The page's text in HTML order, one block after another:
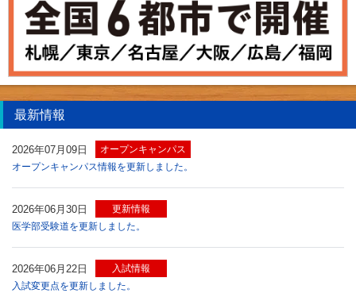
最新情報
2026年07月09日
オープンキャンパス
オープンキャンパス情報を更新しました。
2026年06月30日
更新情報
医学部受験道を更新しました。
2026年06月22日
入試情報
入試変更点を更新しました。